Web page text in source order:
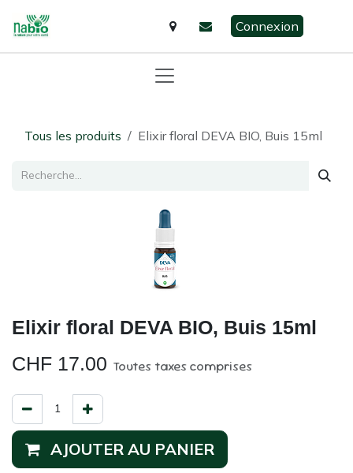
Connexion
Tous les produits Elixir floral DEVA BIO, Buis 15ml
Elixir floral DEVA BIO, Buis 15ml
CHF 17.00 Toutes taxes comprises
AJOUTER AU PANIER